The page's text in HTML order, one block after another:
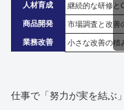
人材育成 継続的な研修と
商品開発 市場調査と改善
業務改善 小さな改善の積
仕事で「努力が実を結ぶ